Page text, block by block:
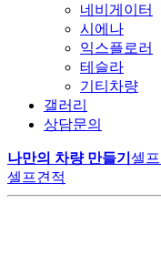
네비게이터
시에나
익스플로러
테슬라
기티차량
갤러리
상담문의
나만의 차량 만들기 셀
셀프견적